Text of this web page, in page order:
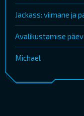
Jackass: viimane ja
Avalikustamise päev
Michael